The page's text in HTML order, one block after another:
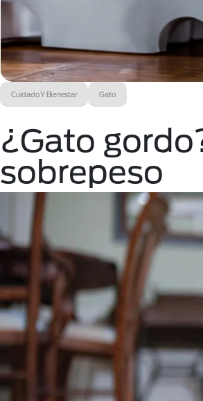
Cuidado Y Bienestar Gato
¿Gato
sobrepeso